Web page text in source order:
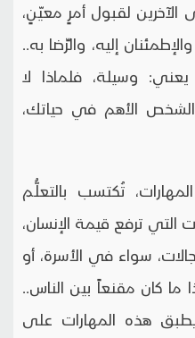
الآخرين لقبول أمرٍ معيّنٍ،
إليه، والرِّضا به..
يعني: وسيلة، فلماذا لا
الأهم في حياتك،
تُكتسب بالتعلُّم
التي ترفع قيمة الإنسان،
سواء في الأسرة، أو
ما كان مقنعاً بين الناس..
يطبق هذه المهارات على